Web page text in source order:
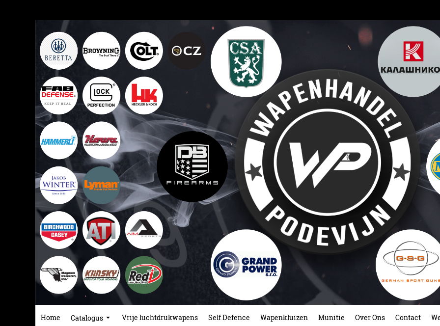
Home Catalogus Vrije luchtdrukwapens Self Defence Wapenkluizen Munitie Over Ons Contact